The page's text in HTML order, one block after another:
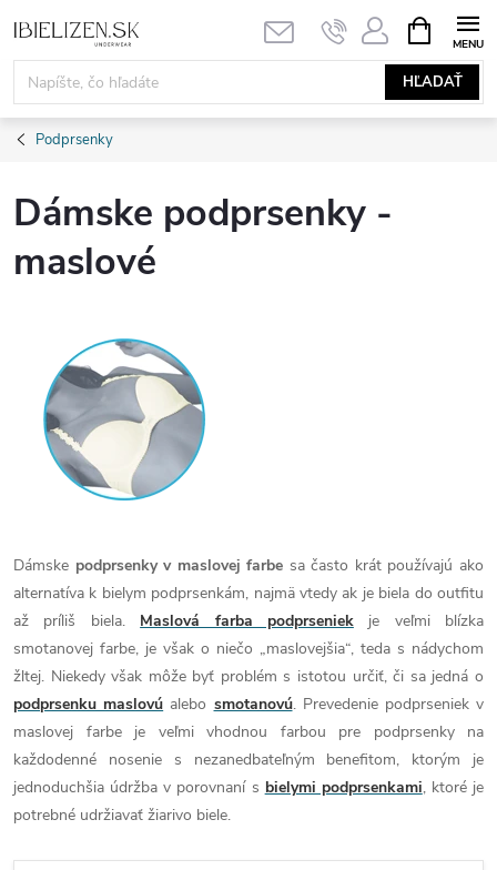
na
obsah
HĽADAŤ
KOŠÍK
Podprsenky
Dámske podprsenky -
maslové
Dámske podprsenky v maslovej farbe sa často krát používajú ako
alternatíva k bielym podprsenkám, najmä vtedy ak je biela do outfitu
až príliš biela. Maslová farba podprseniekje veľmi blízka
smotanovej farbe, je však o niečo „maslovejšia“, teda s nádychom
žltej. Niekedy však môže byť problém s istotou určiť, či sa jedná o
podprsenku maslovú alebo smotanovú. Prevedenie podprseniek v
maslovej farbe je veľmi vhodnou farbou pre podprsenky na
každodenné nosenie s nezanedbateľným benefitom, ktorým je
jednoduchšia údržba v porovnaní s bielymi podprsenkami, ktoré je
potrebné udržiavať žiarivo biele.